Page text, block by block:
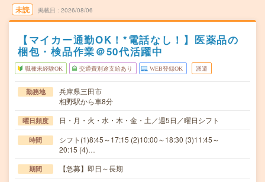
未読 掲載日 2026/08/06
【マイカー通勤OK！*電話なし！】医薬品の
梱包・検品作業＠50代活躍中
職種未経験OK 交通費別途支給あり WEB登録OK 派遣
勤務地
兵庫県三田市
相野駅から車8分
曜日頻度 日・月・火・水・木・金・土／週5日／曜日シフト
時間
シフト(1)8:45～17:15 (2)10:00～18:30 (3)11:45～
20:15 (4)…
期間 【急募】即日～長期